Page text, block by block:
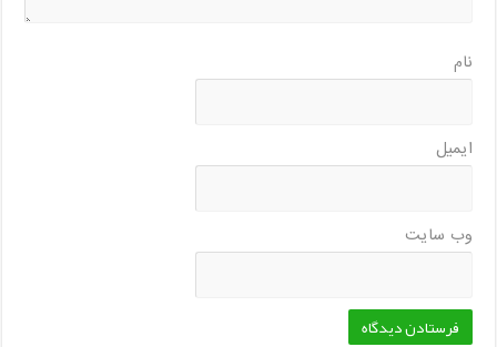
نام
ایمیل
وب‌ سایت